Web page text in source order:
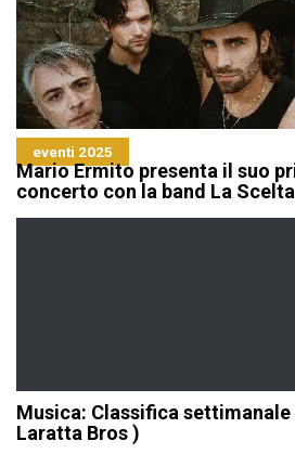
eventi 2025
Mario Ermito presenta il suo
concerto con la band La Scelta
Musica: Classifica
Laratta Bros )